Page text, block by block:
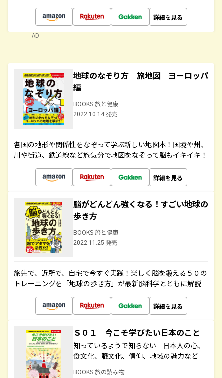
詳細を見る
AD
地球のなぞり方 旅地図 ヨーロッパ
編
BOOKS 旅と健康
2022.10.14 発売
各国の地形や関係性をなぞって学ぶ新しい地図本！国境や州、
川や街道、鉄道線など旅気分で地図をなぞって脳もイキイキ！
詳細を見る
脳がどんどん強くなる！すごい地球の
歩き方
BOOKS 旅と健康
2022.11.25 発売
旅先で、近所で、自宅で今すぐ実践！楽しく脳を鍛える５０の
トレーニングを「地球の歩き方」が最新脳科学とともに解説
詳細を見る
Ｓ０１ 今こそ学びたい日本のこと
知っているようで知らない 日本人の心、
食文化、職文化、信仰、地域の魅力など
BOOKS 旅の読み物